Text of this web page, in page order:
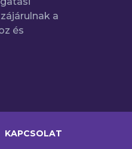
a
és
KAPCSOLAT